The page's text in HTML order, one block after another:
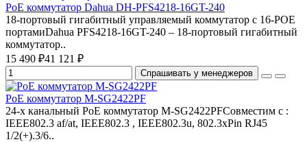
PoE коммутатор Dahua DH-PFS4218-16GT-240
18-портовый гигабитный управляемый коммутатор с 16-РОЕ
портамиDahua PFS4218-16GT-240 – 18-портовый гигабитный
коммутатор..
15 490 ₽41 121 ₽
Спрашивать у менеджеров
PoE коммутатор M-SG2422PF
24-х канальный PoE коммутатор M-SG2422PFСовместим с :
IEEE802.3 af/at, IEEE802.3 , IEEE802.3u, 802.3xPin RJ45
1/2(+).3/6..